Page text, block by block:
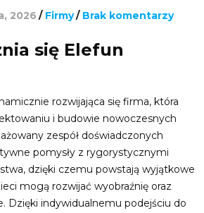
2026 / Firmy/ Brak komentarzy
się Elefun
rozwijająca się firma, która
i budowie nowoczesnych
zespół doświadczonych
pomysły z rygorystycznymi
dzięki czemu powstają wyjątkowe
mogą rozwijać wyobraźnię oraz
Dzięki indywidualnemu podejściu do